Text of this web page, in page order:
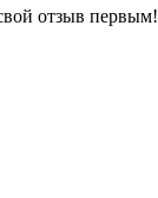
отзыв первым!